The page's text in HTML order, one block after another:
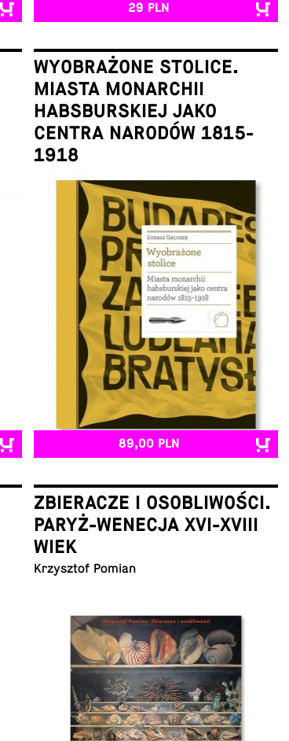
29 PLN
WYOBRAŻONE STOLICE.
MIASTA MONARCHII
HABSBURSKIEJ JAKO
CENTRA NARODÓW 1815-
1918
Łukasz Galusek
89,00 PLN
ZBIERACZE I OSOBLIWOŚCI.
PARYŻ-WENECJA XVI-XVIII
WIEK
Krzysz­tof Pomian